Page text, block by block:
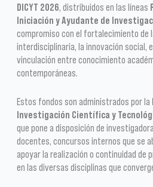
DICYT 2026 , distribuidos en las líneas
Iniciación y Ayudante de
compromiso con el fortalecimiento de
interdisciplinaria, la innovación social,
vinculación entre conocimiento
contemporáneas.
Estos fondos son administrados por la
Investigación Científica y
que pone a disposición de
docentes, concursos internos que se
apoyar la realización o continuidad de
en las diversas disciplinas que